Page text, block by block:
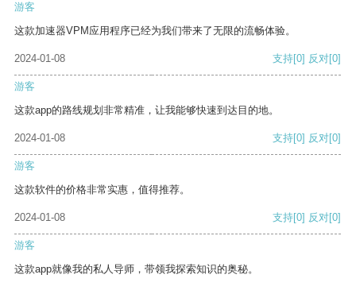
游客
这款加速器VPM应用程序已经为我们带来了无限的流畅体验。
2024-01-08 支持[0] 反对[0]
游客
这款app的路线规划非常精准，让我能够快速到达目的地。
2024-01-08 支持[0] 反对[0]
游客
这款软件的价格非常实惠，值得推荐。
2024-01-08 支持[0] 反对[0]
游客
这款app就像我的私人导师，带领我探索知识的奥秘。